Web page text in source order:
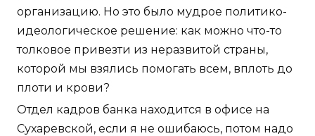
организацию. Но это было мудрое политико-
идеологическое решение: как можно что-то
толковое привезти из неразвитой страны,
которой мы взялись помогать всем, вплоть до
плоти и крови?
Отдел кадров банка находится в офисе на
Сухаревской, если я не ошибаюсь, потом надо